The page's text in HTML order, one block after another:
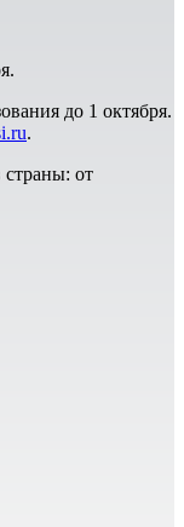
до 1 октября.
.
от